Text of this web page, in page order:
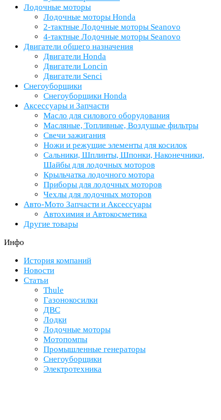
Лодочные моторы
Лодочные моторы Honda
2-тактные Лодочные моторы Seanovo
4-тактные Лодочные моторы Seanovo
Двигатели общего назначения
Двигатели Honda
Двигатели Loncin
Двигатели Senci
Снегоуборщики
Снегоуборщики Honda
Аксессуары и Запчасти
Масло для силового оборудования
Масляные, Топливные, Воздушые фильтры
Свечи зажигания
Ножи и режущие элементы для косилок
Сальники, Шплинты, Шпонки, Наконечники,
Шайбы для лодочных моторов
Крыльчатка лодочного мотора
Приборы для лодочных моторов
Чехлы для лодочных моторов
Авто-Мото Запчасти и Аксессуары
Автохимия и Автокосметика
Другие товары
Инфо
История компаний
Новости
Статьи
Thule
Газонокосилки
ДВС
Лодки
Лодочные моторы
Мотопомпы
Промышленные генераторы
Снегоуборщики
Электротехника